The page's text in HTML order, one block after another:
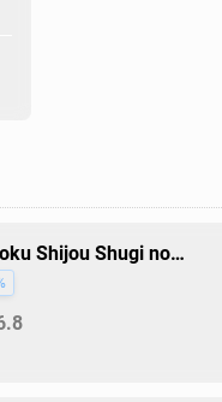
Shijou Shugi no